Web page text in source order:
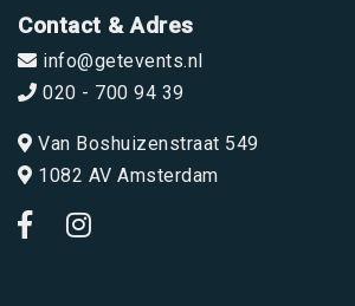
Contact & Adres
info@getevents.nl
020 - 700 94 39
Van Boshuizenstraat 549
1082 AV Amsterdam